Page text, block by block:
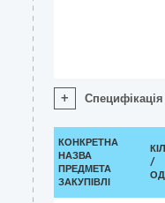
+ Специфікація
КОНКРЕТНА
НАЗВА
ПРЕДМЕТА
ЗАКУПІВЛІ
/